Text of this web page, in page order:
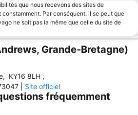
que nous recevons des sites de
Par conséquent, il se peut que
ne soit pas la même que celle du site de
Grande-Bretagne)
, KY16 8LH ,
Site officiel
fréquemment